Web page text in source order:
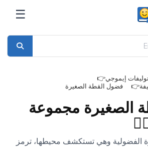
☰
إيموجي
فضول القطة الصغيرة
الصغيرة مجموعة
الفضولية وهي تستكشف محيطها، ترمز